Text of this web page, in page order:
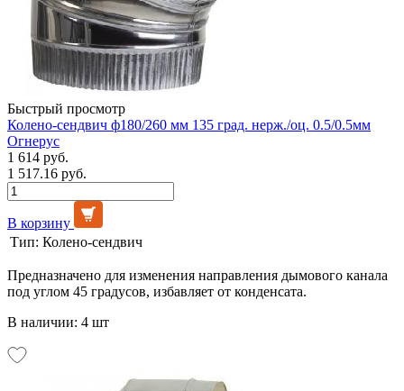
Быстрый просмотр
Колено-сендвич ф180/260 мм 135 град. нерж./оц. 0.5/0.5мм
Огнерус
1 614 руб.
1 517.16 руб.
В корзину
Тип: Колено-сендвич
Предназначено для изменения направления дымового канала
под углом 45 градусов, избавляет от конденсата.
В наличии: 4 шт